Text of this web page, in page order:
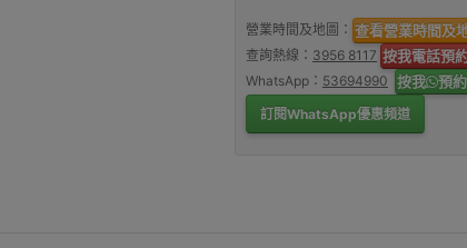
營業時間及地圖： 查看營業時間及
查詢熱線： 3956 8117 按我電話預
WhatsApp： 53694990 按我 預
訂閱WhatsApp優惠頻道